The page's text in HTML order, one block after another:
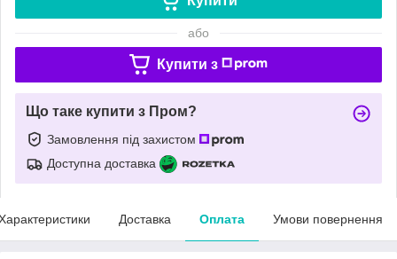
або
Купити з
Що таке купити з Пром?
Замовлення під захистом
Доступна доставка
Доставка Оплата Умови повернення